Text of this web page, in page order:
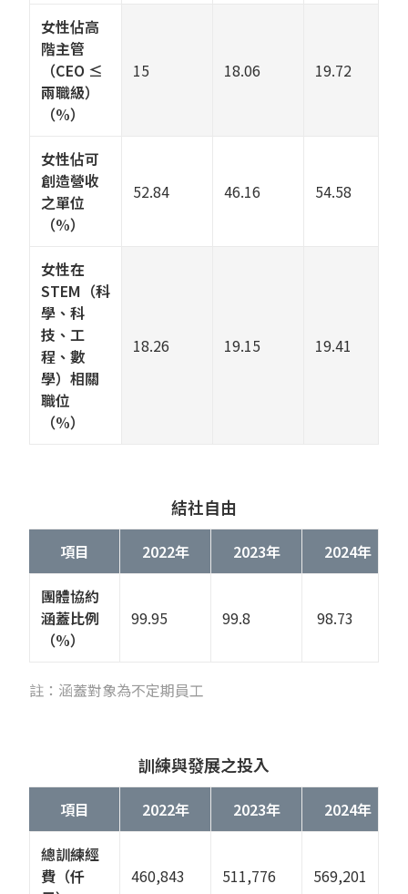
女性佔高
階主管
（CEO ≤
兩職級）
（%）
15 18.06 19.72
女性佔可
創造營收
之單位
（%）
52.84 46.16 54.58
女性在
STEM（科
學、科
技、工
程、數
學）相關
職位
（%）
18.26 19.15 19.41
結社自由
項目 2022年 2023年 2024年
團體協約
涵蓋比例
（%）
99.95 99.8 98.73
註：涵蓋對象為不定期員工
訓練與發展之投入
項目 2022年 2023年 2024年
總訓練經
費（仟
460,843 511,776 569,201